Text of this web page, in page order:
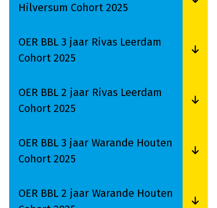
Hilversum Cohort 2025
OER BBL 3 jaar Rivas Leerdam
Cohort 2025
OER BBL 2 jaar Rivas Leerdam
Cohort 2025
OER BBL 3 jaar Warande Houten
Cohort 2025
OER BBL 2 jaar Warande Houten